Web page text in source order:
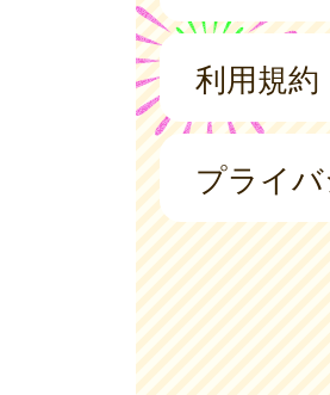
利用規約
プライ